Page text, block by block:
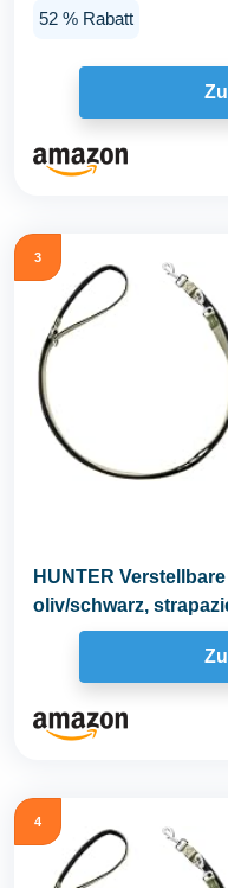
52 % Rabatt
3
HUNTER
oliv/schwarz,
4